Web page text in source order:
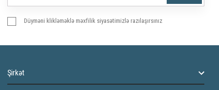
Düyməni klikləməklə məxfilik siyasətimizlə razılaşırsınız
Şirkət